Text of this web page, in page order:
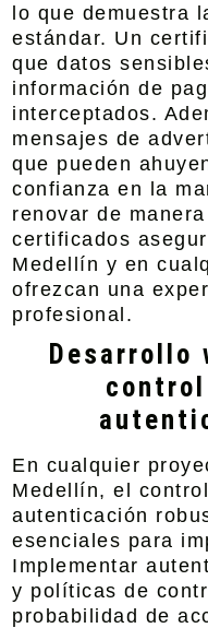
lo que demuestra
estándar. Un
que datos
información de
interceptados.
mensajes de
que pueden
confianza en la
renovar de
certificados
Medellín y en
ofrezcan una
profesional.
Desarrollo
En cualquier
Medellín, el
autenticación
esenciales para
Implementar
y políticas de
probabilidad de